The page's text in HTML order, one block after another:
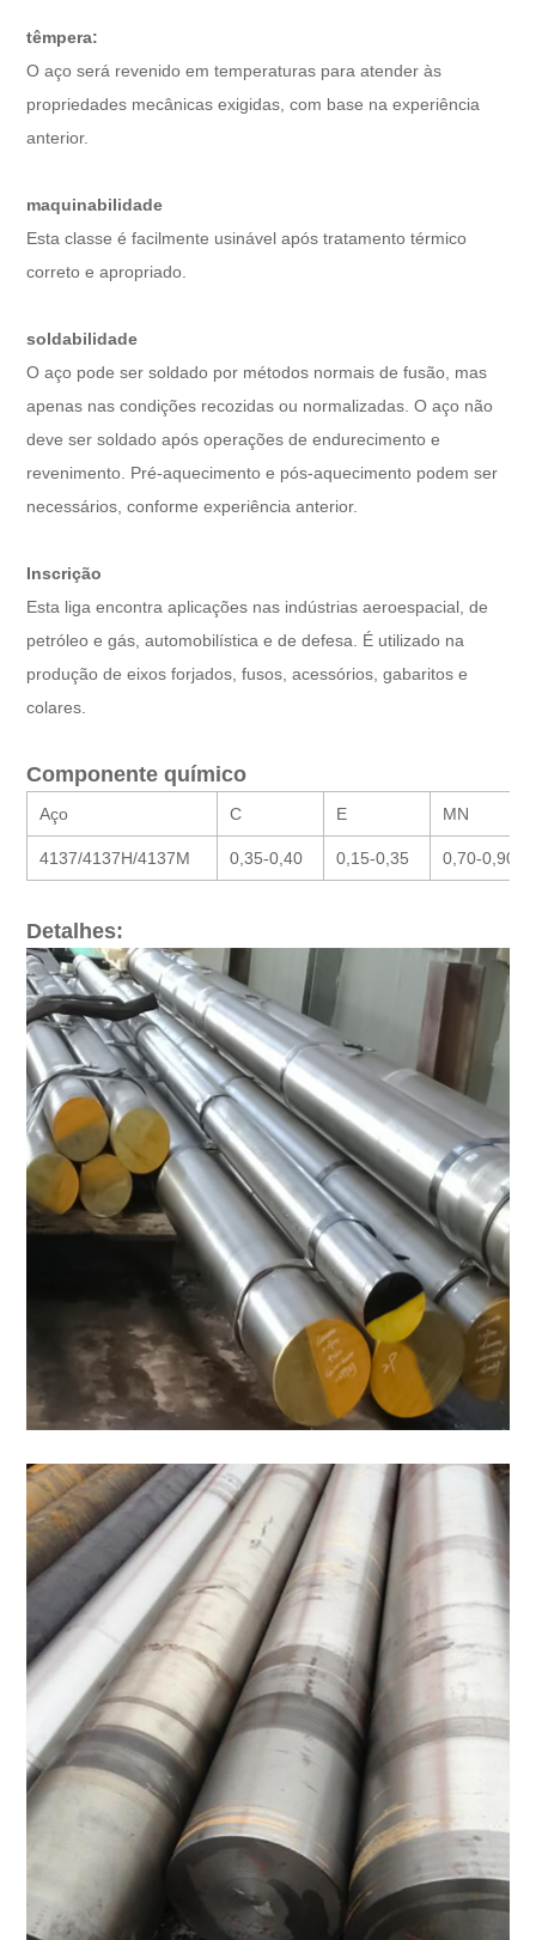
têmpera:
O aço será revenido em temperaturas para atender às
propriedades mecânicas exigidas, com base na experiência
anterior.
maquinabilidade
Esta classe é facilmente usinável após tratamento térmico
correto e apropriado.
soldabilidade
O aço pode ser soldado por métodos normais de fusão, mas
apenas nas condições recozidas ou normalizadas. O aço não
deve ser soldado após operações de endurecimento e
revenimento. Pré-aquecimento e pós-aquecimento podem ser
necessários, conforme experiência anterior.
Inscrição
Esta liga encontra aplicações nas indústrias aeroespacial, de
petróleo e gás, automobilística e de defesa. É utilizado na
produção de eixos forjados, fusos, acessórios, gabaritos e
colares.
Componente químico
Aço C E MN
4137/4137H/4137M 0,35-0,40 0,15-0,35 0,70-0,90
Detalhes: